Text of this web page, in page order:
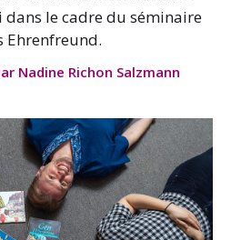
dans le cadre du séminaire
Ehrenfreund.
Nadine Richon Salzmann